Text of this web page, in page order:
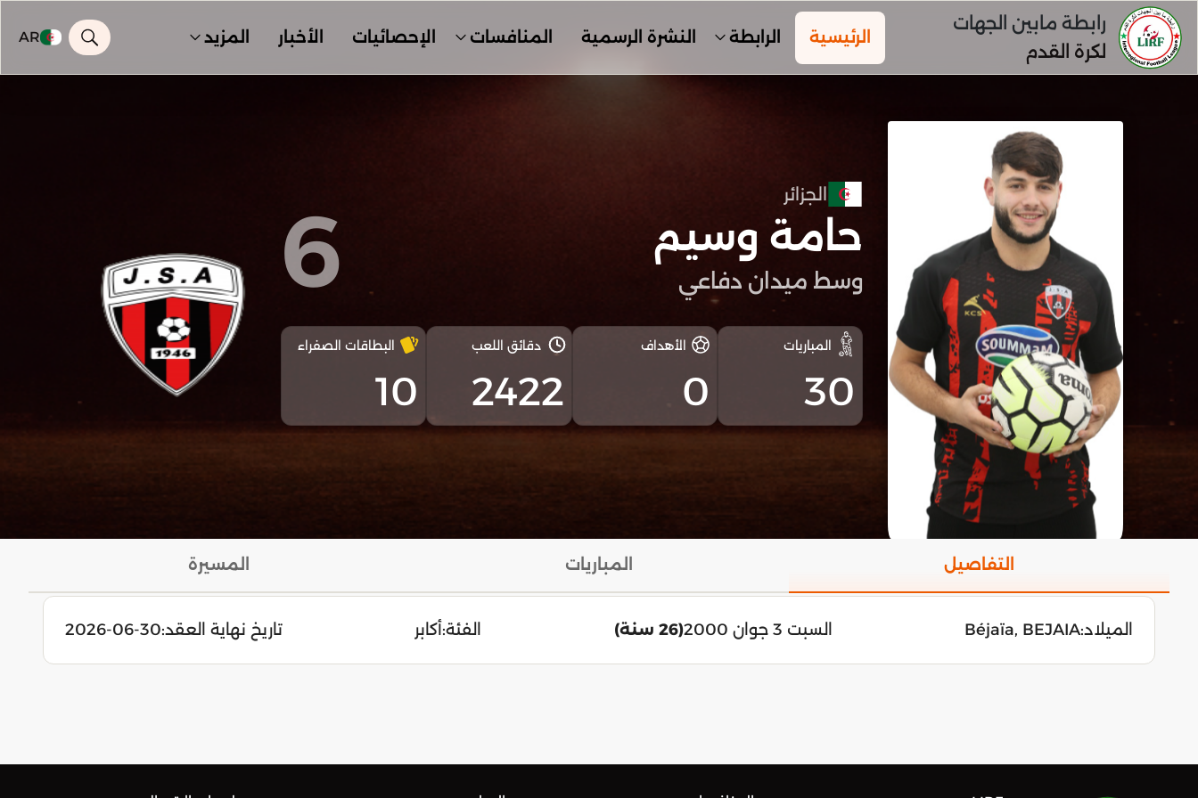
رابطة مابين الجهات
لكرة القدم
الرئيسية الرابطة النشرة الرسمية المنافسات الإحصائيات الأخبار المزيد AR
الجزائر
حامة وسيم
وسط ميدان دفاعي
المباريات
30
الأهداف
0
دقائق اللعب
2422
البطاقات الصفراء
10
6
التفاصيل المباريات المسيرة
الميلاد:Béjaïa, BEJAIA السبت 3 جوان 2000 (26 سنة) الفئة:أكابر تاريخ نهاية العقد:2026-06-30